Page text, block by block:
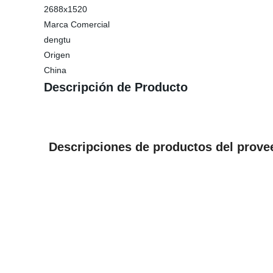
2688x1520
Marca Comercial
dengtu
Origen
China
Descripción de Producto
Descripciones de productos del